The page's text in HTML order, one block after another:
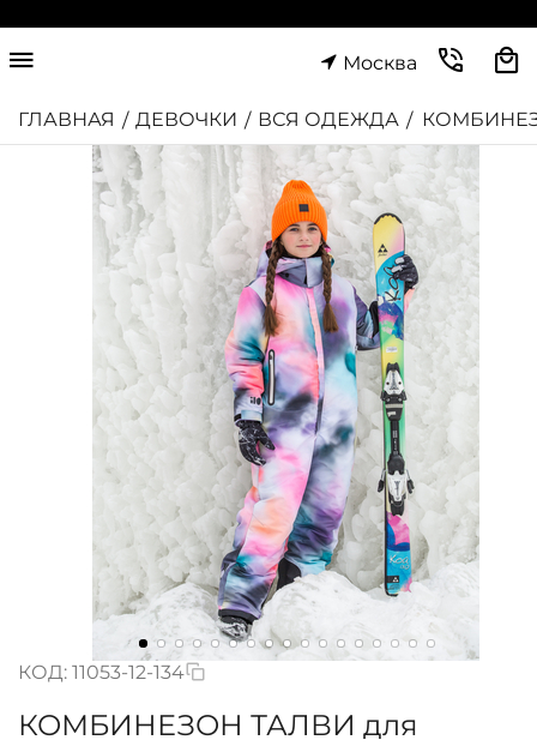
Москва
ГЛАВНАЯ / ДЕВОЧКИ / ВСЯ ОДЕЖДА /
КОД: 11053-12-134
КОМБИНЕЗОН ТАЛВИ для